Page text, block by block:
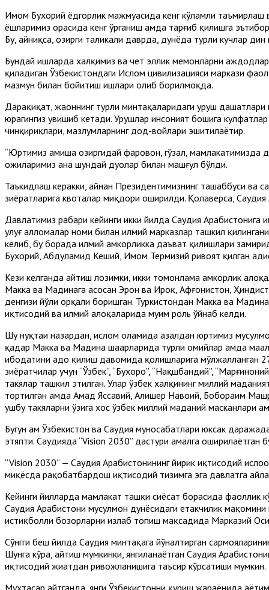
Имом Бухорий ёдгорлик мажмуасида кенг кўламли
ёшларимиз орасида кенг ўрганиш ҳамда тарғиб қилишга
Бу, айниқса, ҳозирги таҳликали даврда, дунёда турли кучлар
Бундай ишларда халқимиз ва чет эллик меҳмонларни
қиладиган Ўзбекистондаги Ислом цивилизацияси маркази
мазмун билан бойитиш ишлари олиб борилмоқда.
Дарҳақиқат, жаҳоннинг турли минтақаларидаги уруш
юрагингиз увишиб кетади. Урушлар инсоният бошига
чинқириқлари, мазлумларнинг дод-войлари эшитилаётир.
“Юртимиз ҳамиша ҳозиргидай фаровон, гўзал,
ҳожиларимиз ана шундай дуолар билан машғул бўлди.
Таъкидлаш керакки, айнан Президентимизнинг ташаббуси ва
зиёратларига квоталар миқдори оширилди. Қолаверса,
Давлатимиз раҳбари кейинги икки йилда Саудия
улуғ алломалар номи билан илмий марказлар ташкил
келиб, бу борада илмий ҳамкорликка даъват қилишлари
Бухорий, Абдулҳамид Кеший, Имом Термизий ривоят қилган
Кези келганда айтиш лозимки, икки томонлама ҳамкорлик
Макка ва Мадинага асосан Эрон ва Ироқ, Афғонистон,
денгизи йўли орқали боришган. Туркистондан Макка ва
иқтисодий ва илмий алоқаларида муҳим роль ўйнаб келди.
Шу нуқтаи назардан, ислом оламида азалдан юртимиз
қадар Макка ва Мадина шаҳарларида турли ҳомийлар ҳамда
ибодатини адо қилиш давомида қолишларига мўлжалланган
зиёратчилар учун “Ўзбек”, “Бухоро”, “Нақшбандий”,
такялар ташкил этилган. Улар ўзбек халқининг миллий
тортилган ҳамда Аҳмад Яссавий, Алишер Навоий, Бобораҳим
ушбу такяларни ўзига хос ўзбек миллий маданий масканлари
Бугун ҳам Ўзбекистон ва Саудия муносабатлари юксак
этяпти. Саудияда “Vision 2030” дастури амалга оширилаётган
“Vision 2030” — Саудия Арабистонининг йирик иқтисодий
миқёсда рақобатбардош иқтисодий тизимга эга давлатга
Кейинги йилларда мамлакат ташқи сиёсат борасида фаоллик
Саудия Арабистони мусулмон дунёсидаги етакчилик
истиқболли бозорларни излаб топиш мақсадида Марказий
Сўнгги беш йилда Саудия минтақага йўналтирган
Шунга кўра, айтиш мумкинки, янгиланаётган Саудия
иқтисодий жиҳатдан ривожланишига таъсир кўрсатиши мумкин.
Мухтасар айтганда, янги Ўзбекистонни қуриш жараёнида